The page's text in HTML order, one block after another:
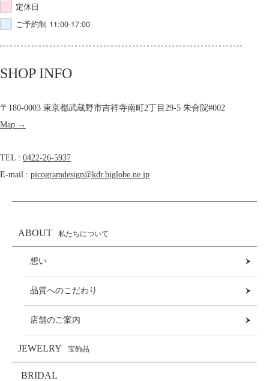
定休日
ご予約制 11:00-17:00
SHOP INFO
〒180-0003 東京都武蔵野市吉祥寺南町2丁目29-5 朱合院#002
Map →
TEL : 0422-26-5937
E-mail : picogramdesign@kdr.biglobe.ne.jp
ABOUT 私たちについて
想い
品質へのこだわり
店舗のご案内
JEWELRY 宝飾品
BRIDAL